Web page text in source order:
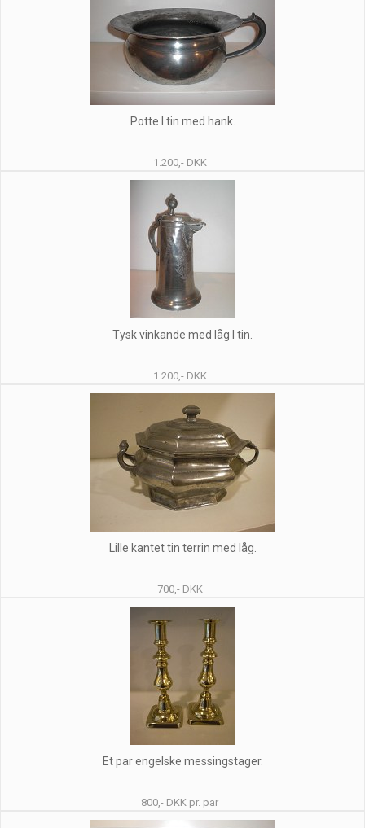
Potte I tin med hank.
1.200,- DKK
Tysk vinkande med låg I tin.
1.200,- DKK
Lille kantet tin terrin med låg.
700,- DKK
Et par engelske messingstager.
800,- DKK pr. par